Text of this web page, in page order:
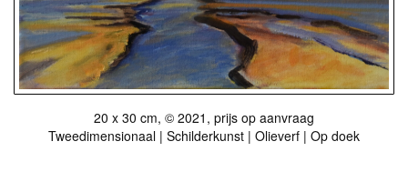
20 x 30 cm, © 2021, prijs op aanvraag
Tweedimensionaal | Schilderkunst | Olieverf | Op doek